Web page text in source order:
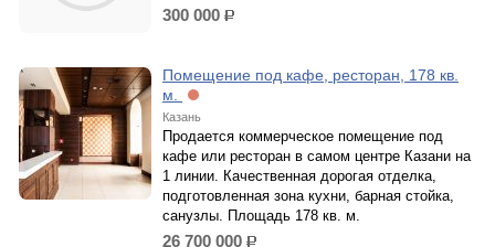
300 000 р.
Помещение под кафе, ресторан, 178 кв.
м.
Казань
Продается коммерческое помещение под
кафе или ресторан в самом центре Казани на
1 линии. Качественная дорогая отделка,
подготовленная зона кухни, барная стойка,
санузлы. Площадь 178 кв. м.
26 700 000